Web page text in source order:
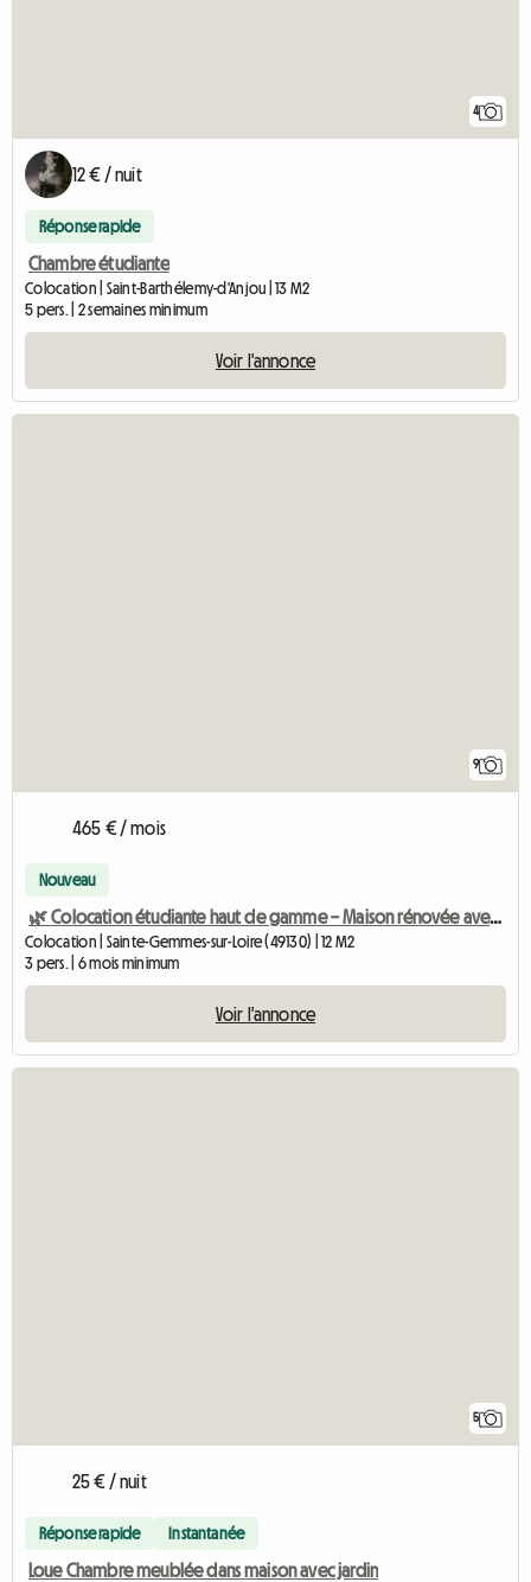
4
12 € / nuit
Réponse rapide
Chambre étudiante
Colocation | Saint-Barthélemy-d'Anjou | 13 M2
5 pers. | 2 semaines minimum
Voir l'annonce
9
465 € / mois
Nouveau
🌿 Colocation étudiante haut de gamme – Maison rénovée avec jardin
Colocation | Sainte-Gemmes-sur-Loire (49130) | 12 M2
3 pers. | 6 mois minimum
Voir l'annonce
5
25 € / nuit
Réponse rapide Instantanée
Loue Chambre meublée dans maison avec jardin